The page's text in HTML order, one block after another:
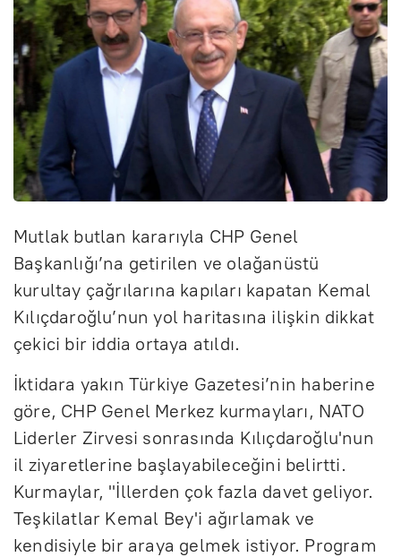
Mutlak butlan kararıyla CHP Genel
Başkanlığı’na getirilen ve olağanüstü
kurultay çağrılarına kapıları kapatan Kemal
Kılıçdaroğlu’nun yol haritasına ilişkin dikkat
çekici bir iddia ortaya atıldı.
İktidara yakın Türkiye Gazetesi’nin haberine
göre, CHP Genel Merkez kurmayları, NATO
Liderler Zirvesi sonrasında Kılıçdaroğlu'nun
il ziyaretlerine başlayabileceğini belirtti.
Kurmaylar, "İllerden çok fazla davet geliyor.
Teşkilatlar Kemal Bey'i ağırlamak ve
kendisiyle bir araya gelmek istiyor. Program